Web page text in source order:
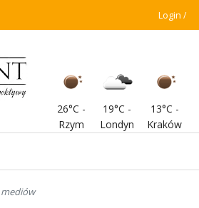
Login
26°C -
Rzym
19°C -
Londyn
13°C -
Kraków
mediów